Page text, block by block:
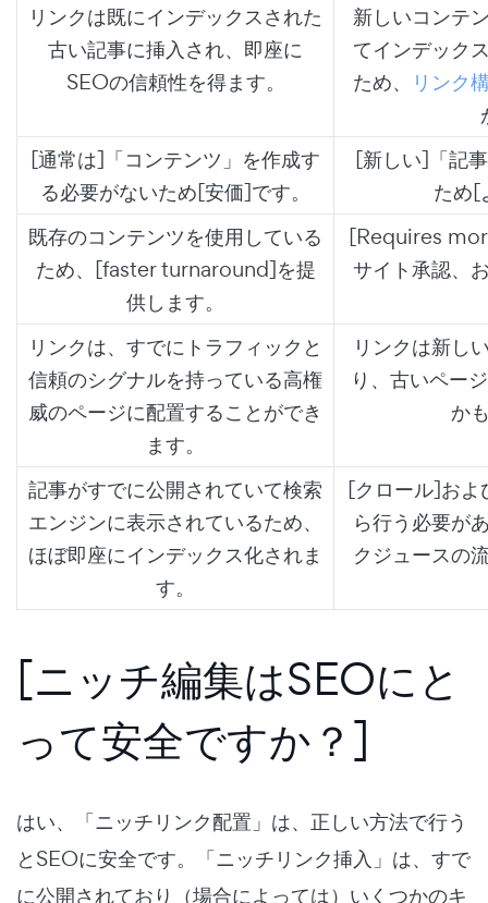
リンクは既にインデックスされた
古い記事に挿入され、即座に
SEOの信頼性を得ます。
新しいコンテ
てインデック
ため、
リンク
[通常は]「コンテンツ」を作成す
る必要がないため[安価]です。
[新しい]「記
ため[
既存のコンテンツを使用している
ため、[faster turnaround]を提
供します。
[Requires
サイト承認、
リンクは、すでにトラフィックと
信頼のシグナルを持っている高権
威のページに配置することができ
ます。
リンクは新し
り、古いペー
か
記事がすでに公開されていて検索
エンジンに表示されているため、
ほぼ即座にインデックス化されま
す。
[クロール]およ
ら行う必要が
クジュースの
[ニッチ編集はSEOにと
って安全ですか？]
はい、「ニッチリンク配置」は、正しい方法で行う
とSEOに安全です。「ニッチリンク挿入」は、すで
に公開されており（場合によっては）いくつかのキ